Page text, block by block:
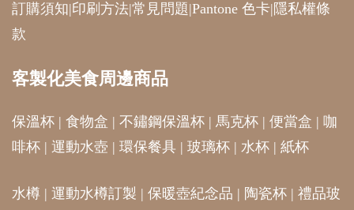
訂購須知|印刷方法|常見問題|Pantone 色卡| 隱私權條
款
客製化美食周邊商品
保溫杯 | 食物盒 | 不鏽鋼保溫杯 | 馬克杯 | 便當盒 | 咖
啡杯 | 運動水壺 | 環保餐具 | 玻璃杯 | 水杯 | 紙杯
水樽 | 運動水樽訂製 | 保暖壺紀念品 | 陶瓷杯 | 禮品玻